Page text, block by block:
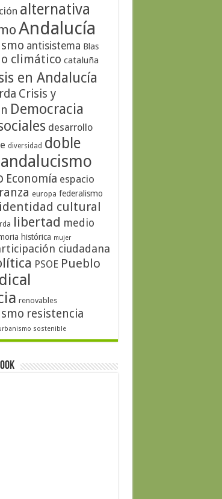
alternativa
Andalucía
antisistema Blas
climático cataluña
en Andalucía
Crisis y
Democracia
desarrollo
diversidad doble
Economía espacio
europa federalismo
identidad cultural
libertad medio
histórica mujer
ciudadana
PSOE Pueblo
renovables
resistencia
sostenible